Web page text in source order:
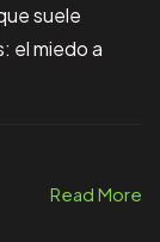
suele
el miedo a
Read More